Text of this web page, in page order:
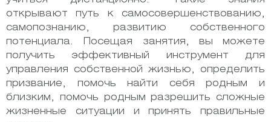
открывают путь к самосовершенствованию,
самопознанию, развитию собственного
потенциала. Посещая занятия, вы можете
получить эффективный инструмент для
управления собственной жизнью, определить
призвание, помочь найти себя родным и
близким, помочь родным разрешить сложные
жизненные ситуации и принять правильные